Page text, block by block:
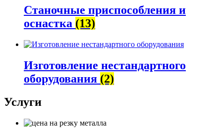
Станочные приспособления и
оснастка (13)
Изготовление нестандартного
оборудования (2)
Услуги